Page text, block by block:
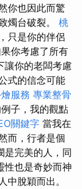
你也因此而驚
燭台破裂。 桃
只是你的伴侶
你考慮了所有
讓你的老闆考慮
式的信念可能
服務 專業整骨
子，我的觀點
關鍵字 當我在
而，行者是個
是完美的人，同
性也是奇妙而神
脫穎而出。